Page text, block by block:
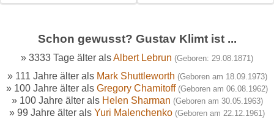
Schon gewusst? Gustav Klimt ist ...
» 3333 Tage älter alsAlbert Lebrun (Geboren: 29.08.1871)
» 111 Jahre älter als Mark Shuttleworth (Geboren am 18.09.1973)
» 100 Jahre älter als Gregory Chamitoff (Geboren am 06.08.1962)
» 100 Jahre älter als Helen Sharman (Geboren am 30.05.1963)
» 99 Jahre älter als Yuri Malenchenko (Geboren am 22.12.1961)